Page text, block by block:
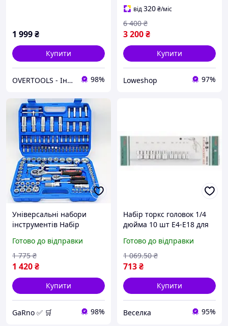
1 999₴
Купити
OVERTOOLS - Інструменти та автотовари 98%
від320₴/міс
3 200₴
6 400 ₴
Купити
Loweshop 97%
Універсальні набори
інструментів Набір
Набір 108 предметів
автоінструментів вдома у
валізі
Готово до відправки
1 420₴
1 775 ₴
Купити
GaRno ✅ 🛒 98%
Набір торкс головок 1/4
дюйма 10 шт E4-E18 для
електроніки FLAME
Готово до відправки
713₴
1 069.50 ₴
Купити
Веселка 95%